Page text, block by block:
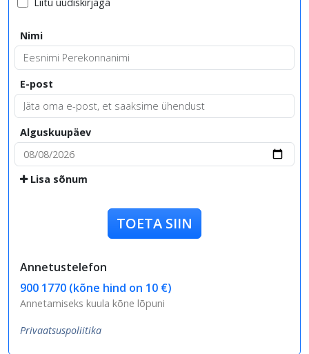
Nimi
E-post
Alguskuupäev
Lisa sõnum
TOETA SIIN
Annetustelefon
900 1770 (kõne hind on 10 €)
Annetamiseks kuula kõne lõpuni
Privaatsuspoliitika